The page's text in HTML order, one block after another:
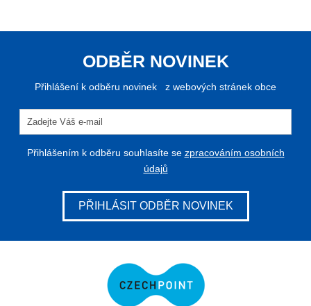
ODBĚR NOVINEK
Přihlášení k odběru novinek z webových stránek obce
Přihlášením k odběru souhlasíte se zpracováním osobních
údajů
PŘIHLÁSIT ODBĚR NOVINEK